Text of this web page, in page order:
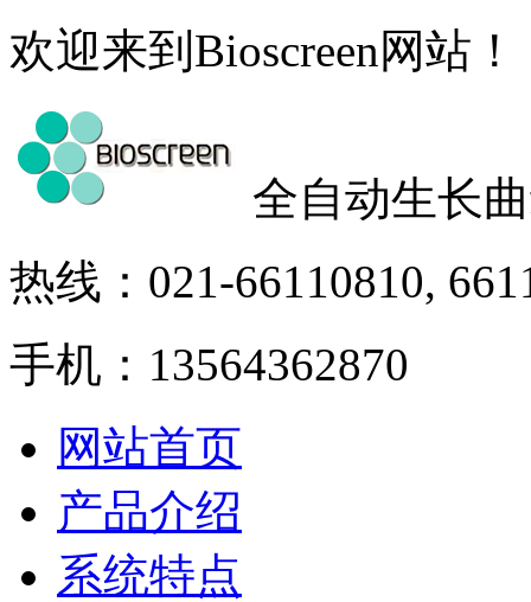
欢迎来到Bioscreen网站！
全自动生长
热线：021-66110810,
手机：13564362870
网站首页
产品介绍
系统特点